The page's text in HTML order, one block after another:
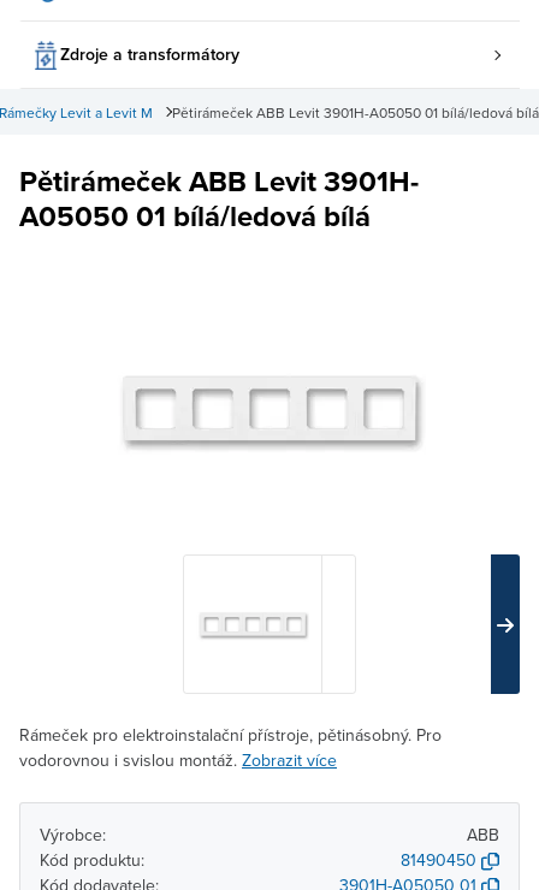
Zdroje a transformátory
Pětirámeček ABB Levit 3901H-A05050 01 bílá/ledová bílá
Rámečky Levit a Levit M
Pětirámeček ABB Levit 3901H-
A05050 01 bílá/ledová bílá
Rámeček pro elektroinstalační přístroje, pětinásobný. Pro
vodorovnou i svislou montáž. Zobrazit více
Výrobce:
ABB
Kód produktu:
81490450
Kód dodavatele:
3901H-A05050 01